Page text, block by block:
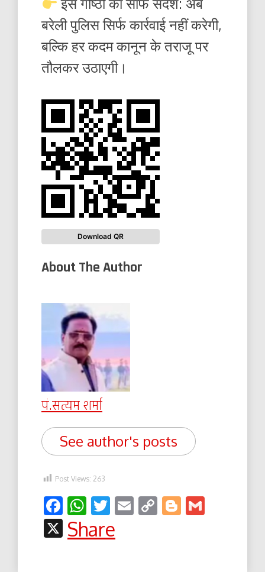
बरेली पुलिस सिर्फ कार्रवाई नहीं करेगी,
बल्कि हर कदम कानून के तराजू पर
तौलकर उठाएगी।
Download QR
About The Author
पं.सत्यम शर्मा
See author's posts
Post Views: 263
Facebook
WhatsApp
Twitter
EmailCopyBlogger
X
Share